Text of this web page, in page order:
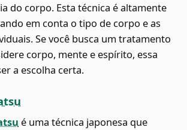
do corpo. Esta técnica é altamente
em conta o tipo de corpo e as
Se você busca um tratamento
corpo, mente e espírito, essa
a escolha certa.
é uma técnica japonesa que